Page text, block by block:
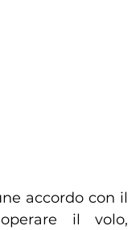
accordo con il
il volo,